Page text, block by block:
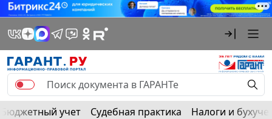
Бюджетный учет Судебная практика Налоги и